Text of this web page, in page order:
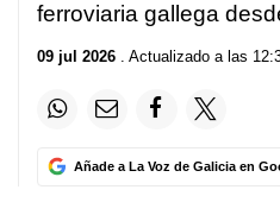
ferroviaria gallega
09 jul 2026 . Actualizado a las
Añade a La Voz de Galicia en